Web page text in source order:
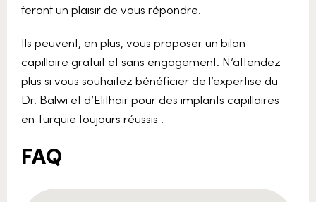
feront un plaisir de vous répondre.
Ils peuvent, en plus, vous proposer un bilan
capillaire gratuit et sans engagement. N’attendez
plus si vous souhaitez bénéficier de l’expertise du
Dr. Balwi et d’Elithair pour des implants capillaires
en Turquie toujours réussis !
FAQ